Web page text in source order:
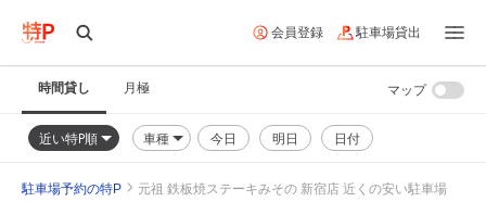
会員登録 駐車場貸出
時間貸し 月極
近い特P順 車種 今日 明日 日付
マップ
駐車場予約の特P 元祖 鉄板焼ステーキみその 新宿店 近くの安い駐車場